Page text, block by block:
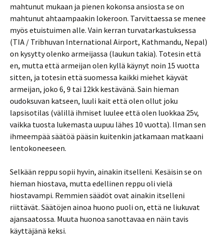
mahtunut mukaan ja pienen kokonsa ansiosta se on
mahtunut ahtaampaakin lokeroon. Tarvittaessa se menee
myös etuistuimen alle. Vain kerran turvatarkastuksessa
(TIA / Tribhuvan International Airport, Kathmandu, Nepal)
on kysytty olenko armeijassa (laukun takia). Totesin että
en, mutta että armeijan olen kyllä käynyt noin 15 vuotta
sitten, ja totesin että suomessa kaikki miehet käyvät
armeijan, joko 6, 9 tai 12kk kestävänä. Sain hieman
oudoksuvan katseen, luuli kait että olen ollut joku
lapsisotilas (välillä ihmiset luulee että olen luokkaa 25v,
vaikka tuosta lukemasta uupuu lähes 10 vuotta). Ilman sen
ihmeempää säätöä pääsin kuitenkin jatkamaan matkaani
lentokoneeseen.
Selkään reppu sopii hyvin, ainakin itselleni. Kesäisin se on
hieman hiostava, mutta edellinen reppu oli vielä
hiostavampi. Remmien säädöt ovat ainakin itselleni
riittävät. Säätöjen ainoa huono puoli on, että ne liukuvat
ajansaatossa. Muuta huonoa sanottavaa en näin tavis
käyttäjänä keksi.